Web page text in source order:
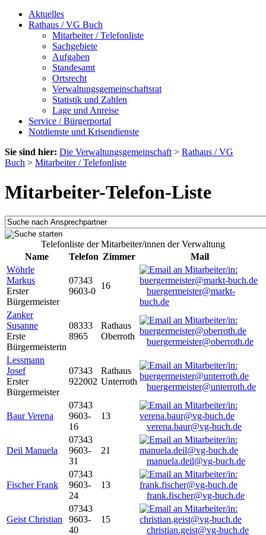
Aktuelles
Rathaus / VG Buch
Mitarbeiter / Telefonliste
Sachgebiete
Aufgaben
Standesamt
Ortsrecht
Verwaltungsgemeinschaftsrat
Statistik und Zahlen
Lage und Anreise
Service / Bürgerportal
Notdienste und Krisendienste
Sie sind hier: Die Verwaltungsgemeinschaft > Rathaus / VG
Buch > Mitarbeiter / Telefonliste
Mitarbeiter-Telefon-Liste
Telefonliste der Mitarbeiter/innen der Verwaltung
Name
Telefon Zimmer
Mail
Wöhrle
Markus
Erster
Bürgermeister
07343
9603-0
16
buergermeister@markt-
buch.de
Zanker
Susanne
Erste
Bürgermeisterin
08333
8965
Rathaus
Oberroth
buergermeister@oberroth.de
Lessmann
Josef
Erster
Bürgermeister
07343
922002
Rathaus
Unterroth
buergermeister@unterroth.de
Baur Verena
07343
9603-
16
13
verena.baur@vg-buch.de
Deil Manuela
07343
9603-
31
21
manuela.deil@vg-buch.de
Fischer Frank
07343
9603-
24
13
frank.fischer@vg-buch.de
Geist Christian
07343
9603-
40
15
christian.geist@vg-buch.de